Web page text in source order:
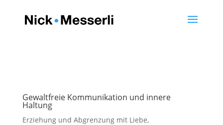
Gewaltfreie Kommunikation und innere
Haltung
Erziehung und Abgrenzung mit Liebe,